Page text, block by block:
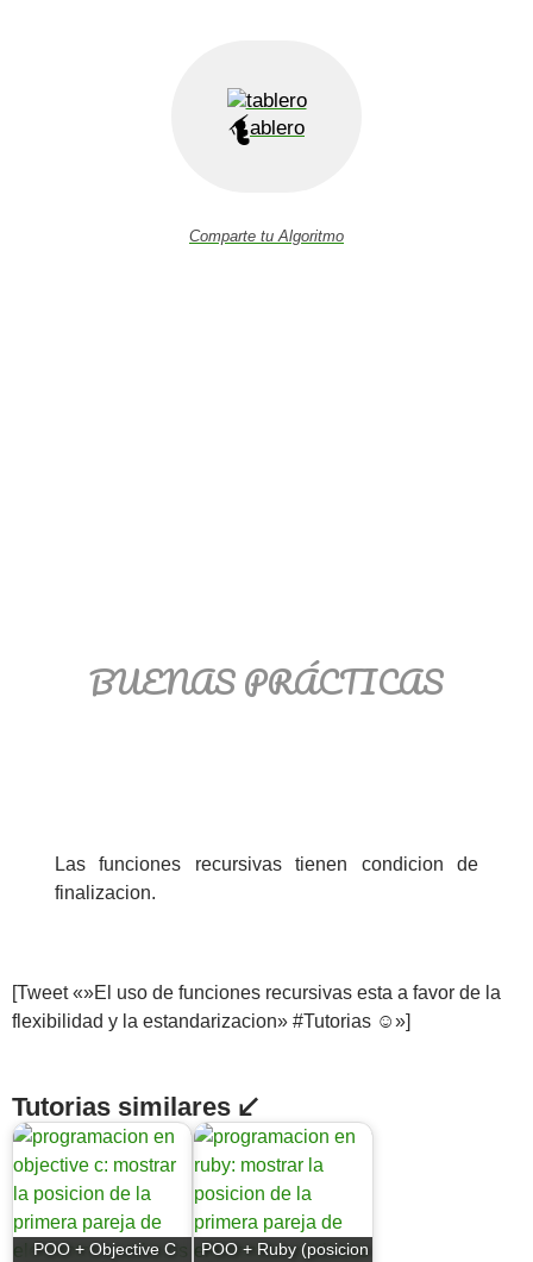
ablero
Comparte tu Algoritmo
BUENAS PRÁCTICAS
Las funciones recursivas tienen condicion de
finalizacion.
[Tweet «»El uso de funciones recursivas esta a favor de la
flexibilidad y la estandarizacion» #Tutorias ☺»]
Tutorias similares ↙
POO + Objective C
POO + Ruby (posicion